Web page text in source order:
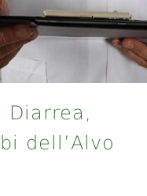
Diarrea,
dell’Alvo